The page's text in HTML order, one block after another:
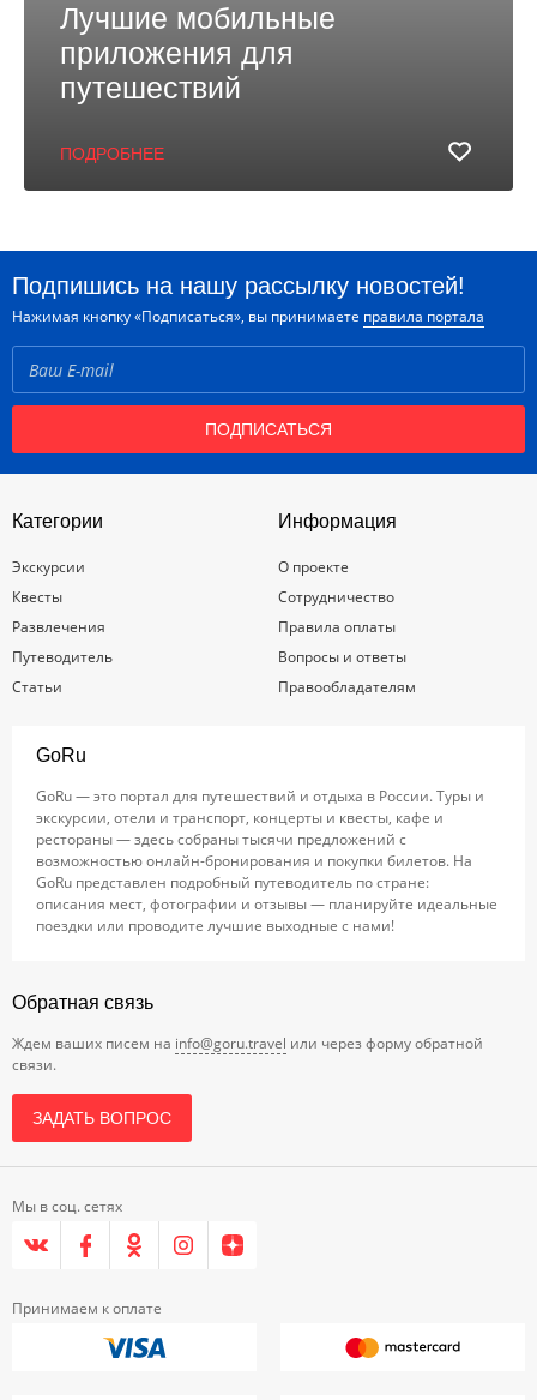
Лучшие мобильные
приложения для
путешествий
ПОДРОБНЕЕ
Подпишись на нашу рассылку новостей!
Нажимая кнопку «Подписаться», вы принимаете правила портала
ПОДПИСАТЬСЯ
Категории
Экскурсии
Квесты
Развлечения
Путеводитель
Статьи
Информация
О проекте
Сотрудничество
Правила оплаты
Вопросы и ответы
Правообладателям
GoRu
GoRu — это портал для путешествий и отдыха в России. Туры и
экскурсии, отели и транспорт, концерты и квесты, кафе и
рестораны — здесь собраны тысячи предложений с
возможностью онлайн-бронирования и покупки билетов. На
GoRu представлен подробный путеводитель по стране:
описания мест, фотографии и отзывы — планируйте идеальные
поездки или проводите лучшие выходные с нами!
Обратная связь
Ждем ваших писем на info@goru.travel или через форму обратной
связи.
ЗАДАТЬ ВОПРОС
Мы в соц. сетях
Принимаем к оплате